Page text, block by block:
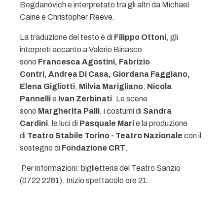
Bogdanovich e interpretato tra gli altri da Michael
Caine e Christopher Reeve.
La traduzione del testo è di Filippo Ottoni, gli
interpreti accanto a Valerio Binasco
sono Francesca Agostini, Fabrizio
Contri, Andrea Di Casa, Giordana Faggiano,
Elena Gigliotti, Milvia Marigliano, Nicola
Pannellie Ivan Zerbinati. Le scene
sono Margherita Palli, icostumi di Sandra
Cardini, le luci di Pasquale Marie laproduzione
di Teatro Stabile Torino - Teatro Nazionale con il
sostegno di Fondazione CRT.
Per informazioni: biglietteria del Teatro Sanzio
(0722 2281). Inizio spettacolo ore 21.